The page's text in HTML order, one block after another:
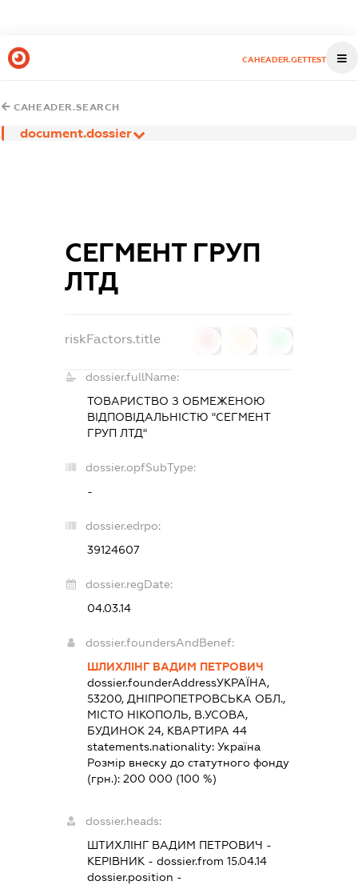
CAHEADER.GETTEST
CAHEADER.SEARCH
document.dossier
СЕГМЕНТ ГРУП
ЛТД
riskFactors.title
dossier.fullName:
ТОВАРИСТВО З ОБМЕЖЕНОЮ
ВІДПОВІДАЛЬНІСТЮ "СЕГМЕНТ
ГРУП ЛТД"
dossier.opfSubType:
-
dossier.edrpo:
39124607
dossier.regDate:
04.03.14
dossier.foundersAndBenef:
ШЛИХЛІНГ ВАДИМ ПЕТРОВИЧ
dossier.founderAddressУКРАЇНА,
53200, ДНІПРОПЕТРОВСЬКА ОБЛ.,
МІСТО НІКОПОЛЬ, В.УСОВА,
БУДИНОК 24, КВАРТИРА 44
statements.nationality: Україна
Розмір внеску до статутного фонду
(грн.): 200 000 (100 %)
dossier.heads:
ШТИХЛІНГ ВАДИМ ПЕТРОВИЧ -
КЕРІВНИК - dossier.from 15.04.14
dossier.position -